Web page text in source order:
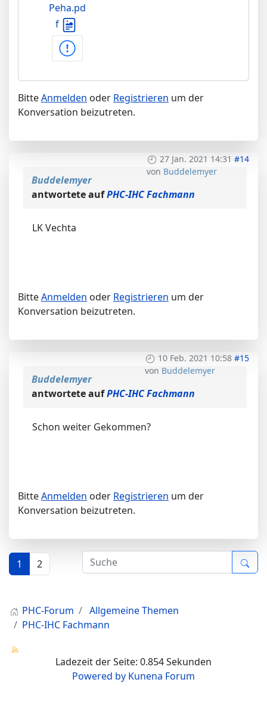
Peha.pd
f
BitteAnmelden oder Registrieren um der
Konversation beizutreten.
27 Jan. 2021 14:31 #14
von Buddelemyer
Buddelemyer
antwortete aufPHC-IHC Fachmann
LK Vechta
BitteAnmelden oder Registrieren um der
Konversation beizutreten.
10 Feb. 2021 10:58 #15
von Buddelemyer
Buddelemyer
antwortete aufPHC-IHC Fachmann
Schon weiter Gekommen?
BitteAnmelden oder Registrieren um der
Konversation beizutreten.
1 2
PHC-Forum
Allgemeine Themen
PHC-IHC Fachmann
Ladezeit der Seite: 0.854 Sekunden
Powered by Kunena Forum